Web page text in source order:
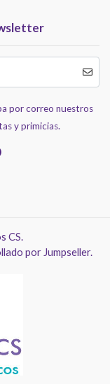
por correo nuestros
y primicias.
CS.
por Jumpseller.